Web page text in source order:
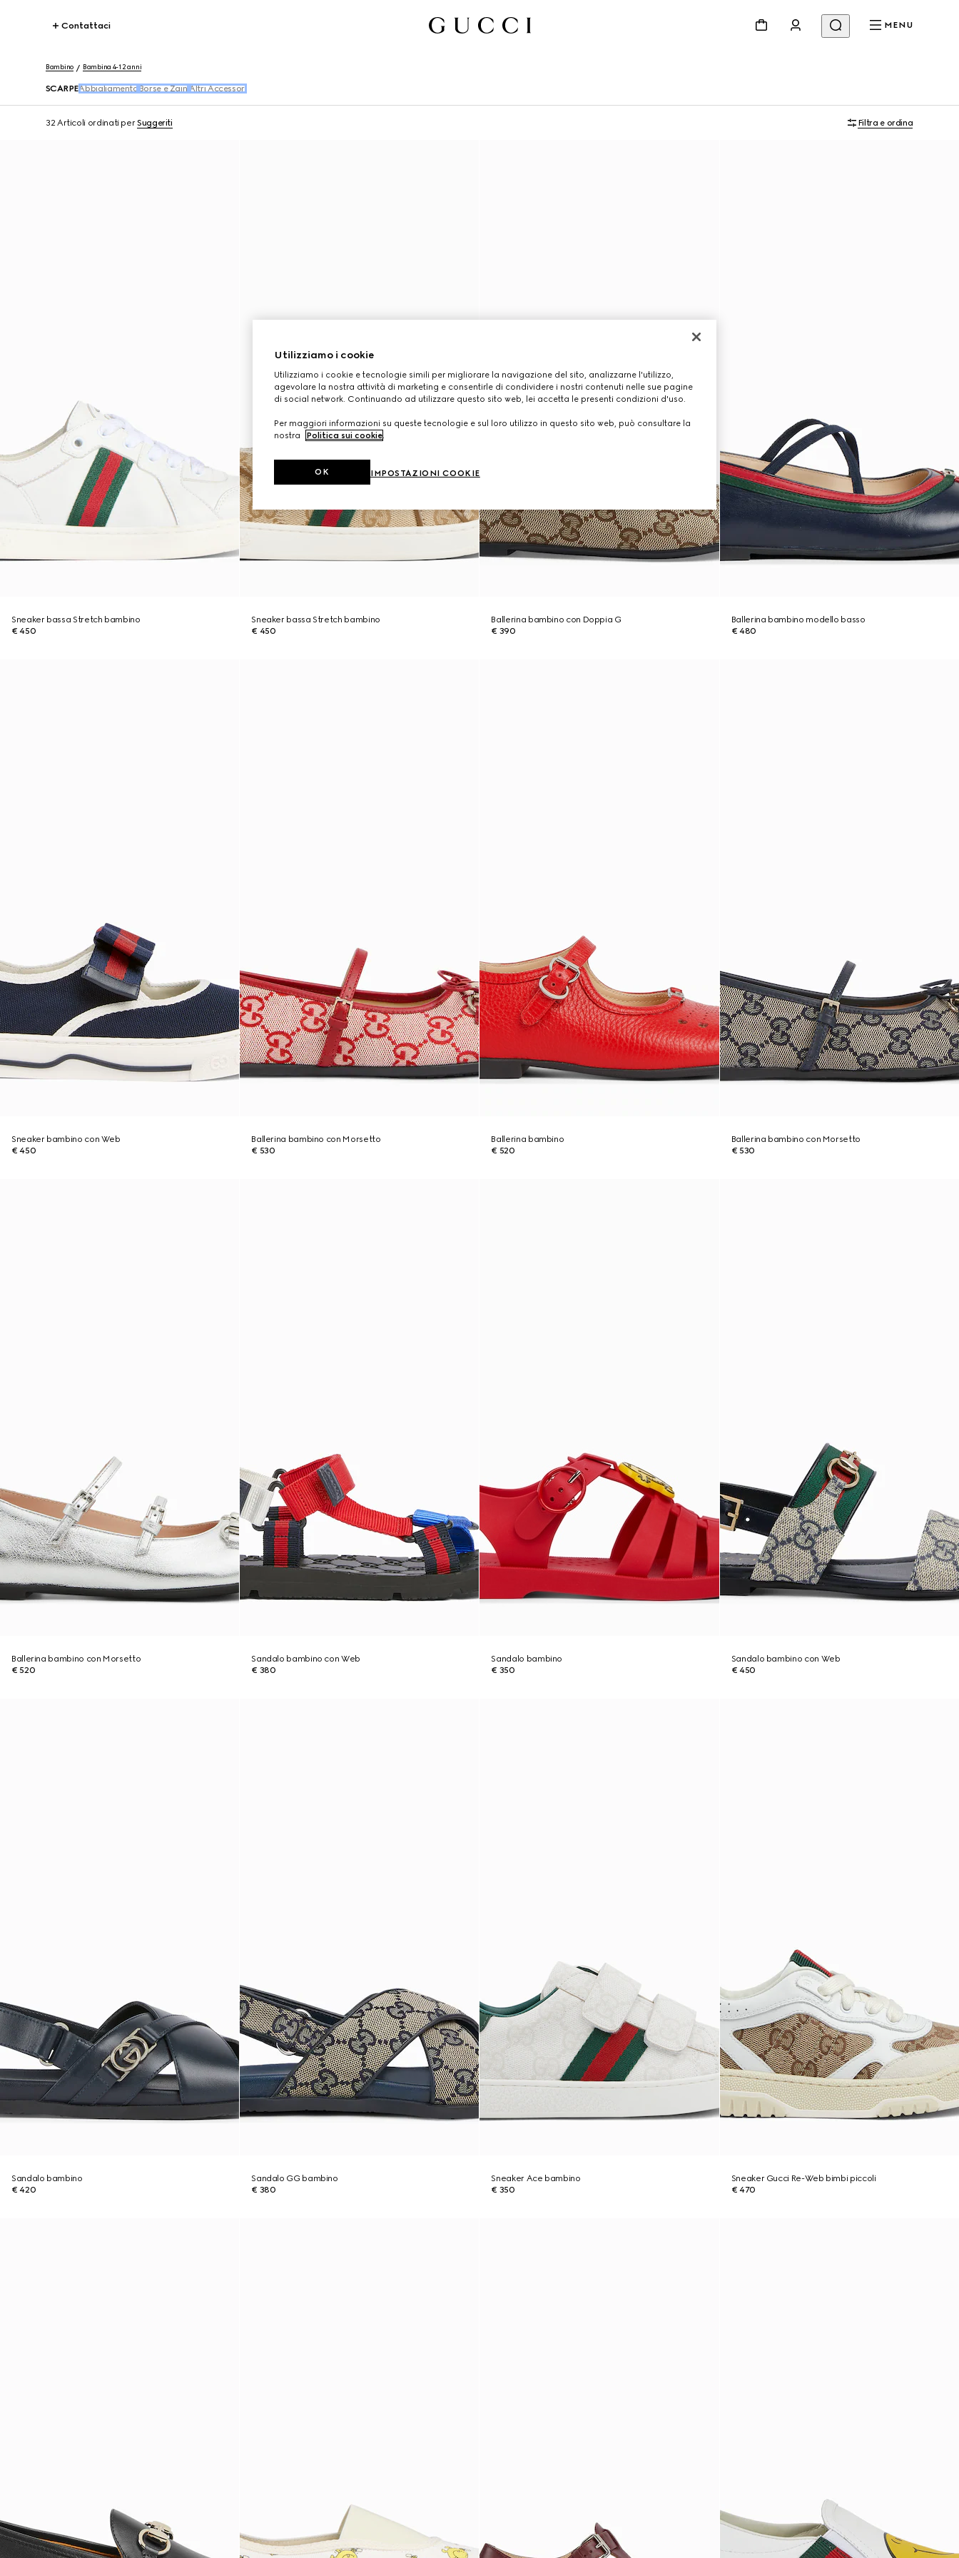
Contattaci MENU
Bambino Bambina 4-12 anni
SCARPE Abbigliamento Borse e Zaini Altri Accessori
32 Articoli ordinati perSuggeriti Filtra e ordina
Sneaker bassa Stretch bambino
€ 450
Sneaker bassa Stretch bambino
€ 450
Ballerina bambino con Doppia G
€ 390
Ballerina bambino modello basso
€ 480
Sneaker bambino con Web
€ 450
Ballerina bambino con Morsetto
€ 530
Ballerina bambino
€ 520
Ballerina bambino con Morsetto
€ 530
Ballerina bambino con Morsetto
€ 520
Sandalo bambino con Web
€ 380
Sandalo bambino
€ 350
Sandalo bambino con Web
€ 450
Sandalo bambino
€ 420
Sandalo GG bambino
€ 380
Sneaker Ace bambino
€ 350
Sneaker Gucci Re-Web bimbi piccoli
€ 470
Utilizziamo i cookie
Utilizziamo i cookie e tecnologie simili per migliorare la navigazione del sito, analizzarne l'utilizzo,
agevolare la nostra attività di marketing e consentirle di condividere i nostri contenuti nelle sue pagine
di social network. Continuando ad utilizzare questo sito web, lei accetta le presenti condizioni d'uso.
Per maggiori informazioni su queste tecnologie e sul loro utilizzo in questo sito web, può consultare la
nostra
Politica sui cookie.
IMPOSTAZIONI COOKIE
OK